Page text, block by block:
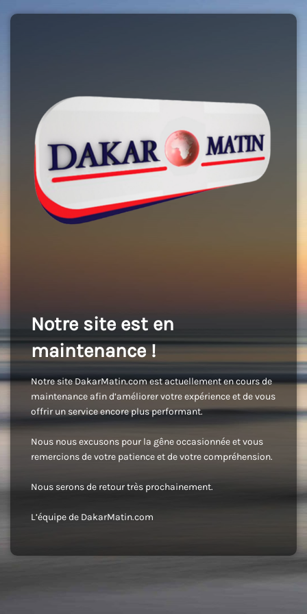
Notre site est en
maintenance !
Notre site DakarMatin.com est actuellement en cours de
maintenance afin d’améliorer votre expérience et de vous
offrir un service encore plus performant.
Nous nous excusons pour la gêne occasionnée et vous
remercions de votre patience et de votre compréhension.
Nous serons de retour très prochainement.
L’équipe de DakarMatin.com